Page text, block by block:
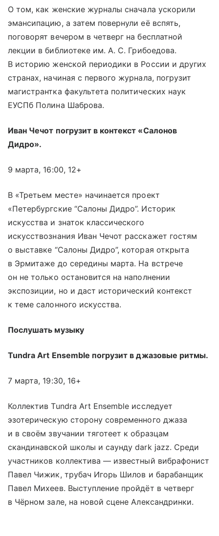
О том, как женские журналы сначала ускорили
эмансипацию, а затем повернули её вспять,
поговорят вечером в четверг на бесплатной
лекции в библиотеке им. А. С. Грибоедова.
В историю женской периодики в России и других
странах, начиная с первого журнала, погрузит
магистрантка факультета политических наук
ЕУСПб Полина Шаброва.
Иван Чечот погрузит в контекст «Салонов
Дидро».
9 марта, 16:00, 12+
В «Третьем месте» начинается проект
«Петербургские “Салоны Дидро”. Историк
искусства и знаток классического
искусствознания Иван Чечот расскажет гостям
о выставке “Салоны Дидро”, которая открыта
в Эрмитаже до середины марта. На встрече
он не только остановится на наполнении
экспозиции, но и даст исторический контекст
к теме салонного искусства.
Послушать музыку
Tundra Art Ensemble погрузит в джазовые ритмы.
7 марта, 19:30, 16+
Коллектив Tundra Art Ensemble исследует
эзотерическую сторону современного джаза
и в своём звучании тяготеет к образцам
скандинавской школы и саунду dark jazz. Среди
участников коллектива — известный вибрафонист
Павел Чижик, трубач Игорь Шилов и барабанщик
Павел Михеев. Выступление пройдёт в четверг
в Чёрном зале, на новой сцене Александринки.